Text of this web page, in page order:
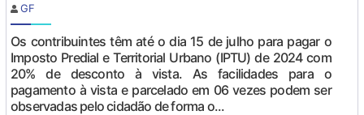
GF
Os contribuintes têm até o dia 15 de julho para pagar o
Imposto Predial e Territorial Urbano (IPTU) de 2024 com
20% de desconto à vista. As facilidades para o
pagamento à vista e parcelado em 06 vezes podem ser
observadas pelo cidadão de forma o...